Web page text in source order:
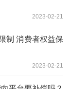
2023-02-21
制 消费者权益保
2023-02-21